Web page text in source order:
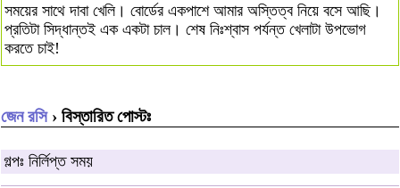
সময়ের সাথে দাবা খেলি। বোর্ডের একপাশে আমার অস্তিত্ব নিয়ে বসে আছি।
প্রতিটা সিদ্ধান্তই এক একটা চাল। শেষ নিঃশ্বাস পর্যন্ত খেলাটা উপভোগ
করতে চাই!
জেন রসি› বিস্তারিত পোস্টঃ
গল্পঃ নির্লিপ্ত সময়